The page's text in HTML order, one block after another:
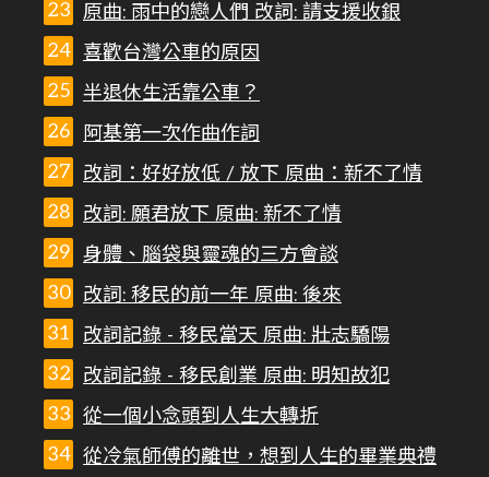
原曲: 雨中的戀人們 改詞: 請支援收銀
喜歡台灣公車的原因
半退休生活靠公車？
阿基第一次作曲作詞
改詞：好好放低 / 放下 原曲：新不了情
改詞: 願君放下 原曲: 新不了情
身體、腦袋與靈魂的三方會談
改詞: 移民的前一年 原曲: 後來
改詞記錄 - 移民當天 原曲: 壯志驕陽
改詞記錄 - 移民創業 原曲: 明知故犯
從一個小念頭到人生大轉折
從冷氣師傅的離世，想到人生的畢業典禮